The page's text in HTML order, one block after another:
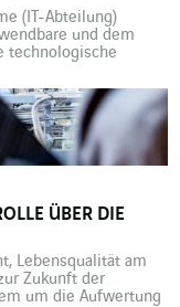
(IT-Abteilung)
und dem
technologische
weiterhin der
würden dazu
auf den
ÜBER DIE
Lebensqualität am
Zukunft der
um die Aufwertung